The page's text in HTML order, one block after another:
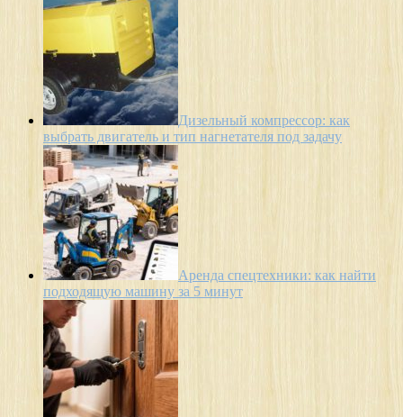
Дизельный компрессор: как
выбрать двигатель и тип нагнетателя под задачу
Аренда спецтехники: как найти
подходящую машину за 5 минут